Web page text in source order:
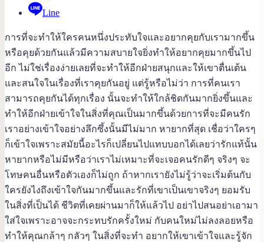
Line
การที่จะทำให้ใครคนหนึ่งประทับใจและอยากคุยกับเรามากขึ้น
หรือคุยด้วยกันแล้วมีความสบายใจยิ่งทำให้อยากคุยมากขึ้นไป
อีก ไม่ใช่เรื่องง่ายเลยที่จะทำให้อีกฝ่ายสนุกและให้เขาตื่นเต้น
และสนใจในเรื่องที่เราคุยกันอยู่ แต่รู้หรือไม่ว่า การที่คนเรา
สามารถคุยกันได้ทุกเรื่อง นั้นจะทำให้ใกล้ชิดกันมากยิ่งขึ้นและ
ทำให้อีกฝ่ายเข้าใจในสิ่งที่คุณเป็นมากขึ้นด้วยการที่จะมีคนรัก
เราอย่างเข้าใจอย่างลึกซึ้งนั้นมีไม่มาก หายากที่สุด เชื่อว่าใครๆ
ก็เข้าใจเพราะสมัยนี้อะไรก็เปลี่ยนไปแทบบอกได้เลยว่ารักแท้นั้น
หายากหรือไม่มีหรือว่าเราไม่เหมาะที่จะเจอคนรักดีๆ จริงๆ จะ
โทษคนอื่นหรือตัวเองก็ไม่ถูก ถ้าหากเรายังไม่รู้ว่าจะเริ่มต้นกับ
ใครยังไงถึงเข้าใจกันมากขึ้นและรักที่เขาเป็นเขาจริงๆ ยอมรับ
ในสิ่งที่เป็นได้ ชีวิตที่เคยผ่านมาก็ให้แล้วไป อย่าไปสนอย่าเอามา
ใส่ใจเพราะอาจจะกระทบรักครั้งใหม่ กับคนใหม่ไม่ลงลอยหรือ
ทำให้คุณกล้าๆ กลัวๆ ในสิ่งที่จะทำ อยากให้เขาเข้าใจและรู้จัก